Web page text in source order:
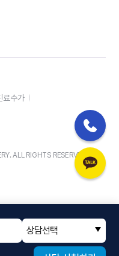
료수가
ALL RIGHTS RESERVED.
상담선택